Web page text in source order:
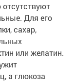
Для его
сахар,
или желатин.
а глюкоза